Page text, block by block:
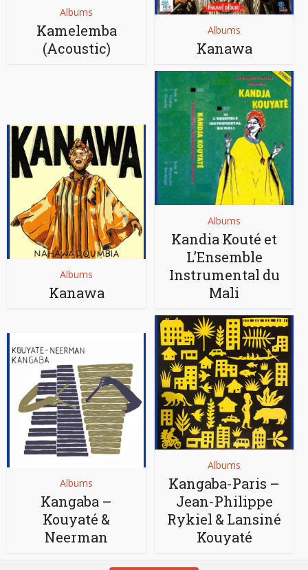
Albums
Kamelemba
(Acoustic)
Albums
Kanawa
Albums
Kanawa
Albums
Kandia Kouté et
L’Ensemble
Instrumental du
Mali
Albums
Kangaba –
Kouyaté &
Neerman
Albums
Kangaba-Paris –
Jean-Philippe
Rykiel & Lansiné
Kouyaté